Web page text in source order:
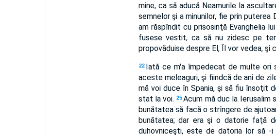
mine, ca să aducă Neamurile la
semnelor şi a minunilor, fie prin
am răspîndit cu prisosinţă Evanghelia
fusese vestit, ca să nu zidesc pe
propovăduise despre El, Îl vor vedea, şi
22 Iată ce m'a împedecat de multe ori
aceste meleaguri, şi fiindcă de ani de
mă voi duce în Spania, şi să fiu însoţit
stat la voi. 25 Acum mă duc la Ierusalim
bunătatea să facă o strîngere de
bunătatea; dar era şi o datorie faţă
duhovniceşti, este de datoria lor să -